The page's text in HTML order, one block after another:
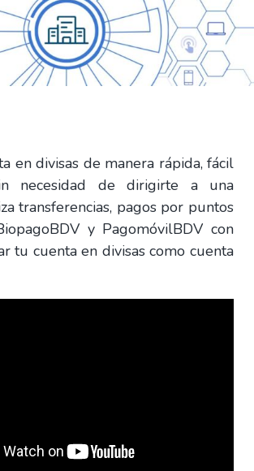
en divisas de manera rápida, fácil
necesidad de dirigirte a una
transferencias, pagos por puntos
y PagomóvilBDV con
tu cuenta en divisas como cuenta